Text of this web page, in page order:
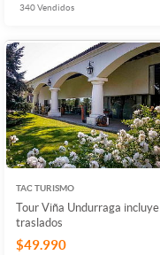
340Vendidos
TAC TURISMO
Tour Viña Undurraga incluye
traslados
$49.990